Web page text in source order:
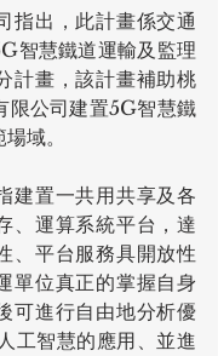
指出，此計畫係交通
智慧鐵道運輸及監理
計畫，該計畫補助桃
限公司建置5G智慧鐵
域。
建置一共用共享及各
、運算系統平台，達
、平台服務具開放性
單位真正的掌握自身
可進行自由地分析優
工智慧的應用、並進